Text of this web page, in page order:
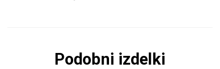
Podobni izdelki